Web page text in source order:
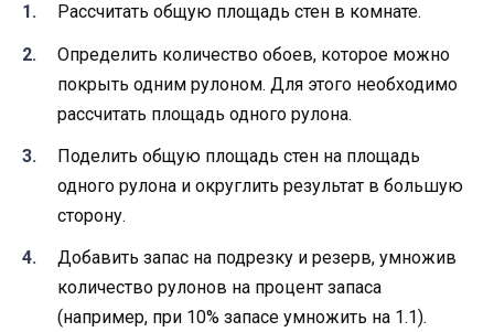
Рассчитать общую площадь стен в комнате.
Определить количество обоев, которое можно
покрыть одним рулоном. Для этого необходимо
рассчитать площадь одного рулона.
Поделить общую площадь стен на площадь
одного рулона и округлить результат в большую
сторону.
Добавить запас на подрезку и резерв, умножив
количество рулонов на процент запаса
(например, при 10% запасе умножить на 1.1).